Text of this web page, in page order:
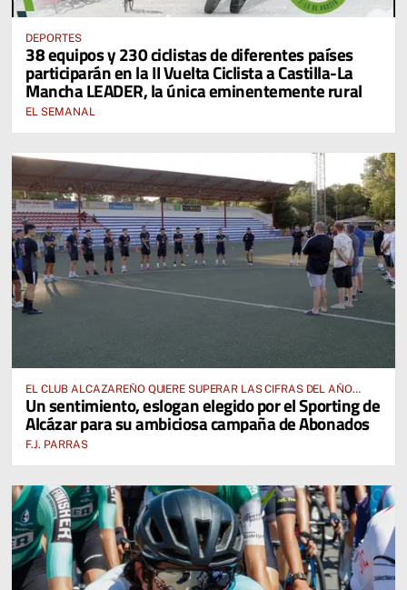
DEPORTES
38 equipos y 230 ciclistas de diferentes países
participarán en la II Vuelta Ciclista a Castilla-La
Mancha LEADER, la única eminentemente rural
EL SEMANAL
EL CLUB ALCAZAREÑO QUIERE SUPERAR LAS CIFRAS DEL AÑO
PASADO E INCLUSO DUPLICARLAS
Un sentimiento, eslogan elegido por el Sporting de
Alcázar para su ambiciosa campaña de Abonados
F.J. PARRAS